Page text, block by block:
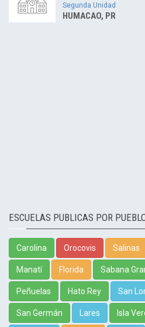
Segunda Unidad
HUMACAO, PR
ESCUELAS PUBLICAS POR
Carolina Orocovis Salinas
Manatí Florida Sabana
Peñuelas Hato Rey San
San Germán Lares Isla